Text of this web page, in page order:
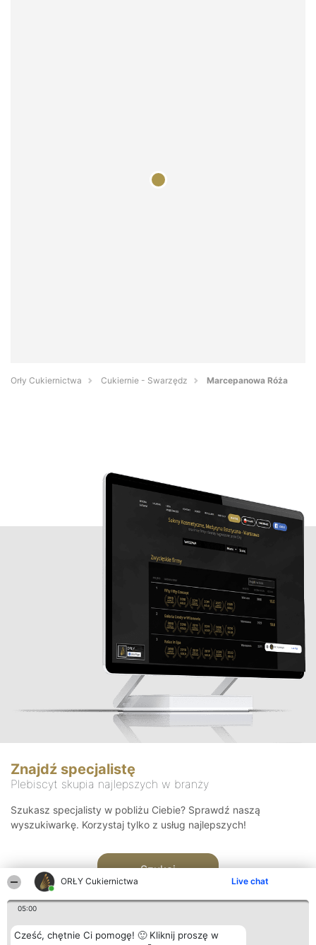
ORŁY Cukiernictwa Live chat
05:00
Cześć, chętnie Ci pomogę! 🙂 Kliknij proszę w
Orły Cukiernictwa Cukiernie - Swarzędz Marcepanowa Róża
Znajdź specjalistę
Plebiscyt skupia najlepszych w branży
Szukasz specjalisty w pobliżu Ciebie? Sprawdź naszą
wyszukiwarkę. Korzystaj tylko z usług najlepszych!
Szukaj